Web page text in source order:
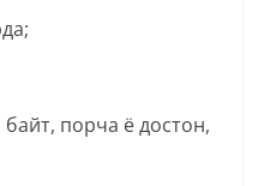
порча ё достон,